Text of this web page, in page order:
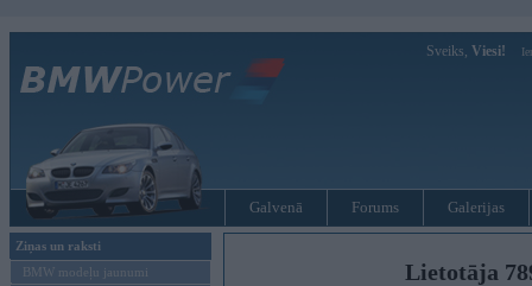
Sveiks, Viesi!
Galvenā Forums Galerijas
Ziņas un raksti
BMW modeļu jaunumi
Lietotāja